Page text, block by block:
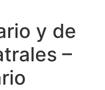
y de
–